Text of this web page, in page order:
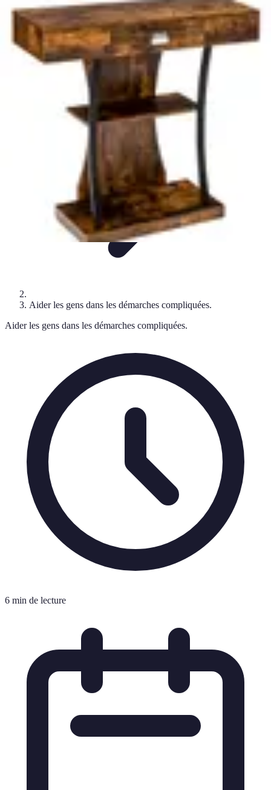
Aider les gens dans les démarches compliquées.
VoyageDroit Finance Démarches administrativesCarrière
Aider les gens dans les démarches compliquées.
Aider les gens dans les démarches compliquées.
Aider les gens dans les démarches compliquées.
6 min de lecture